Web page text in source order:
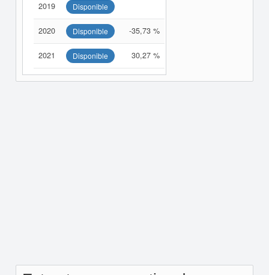
2019 Disponible
2020 Disponible -35,73 %
2021 Disponible 30,27 %